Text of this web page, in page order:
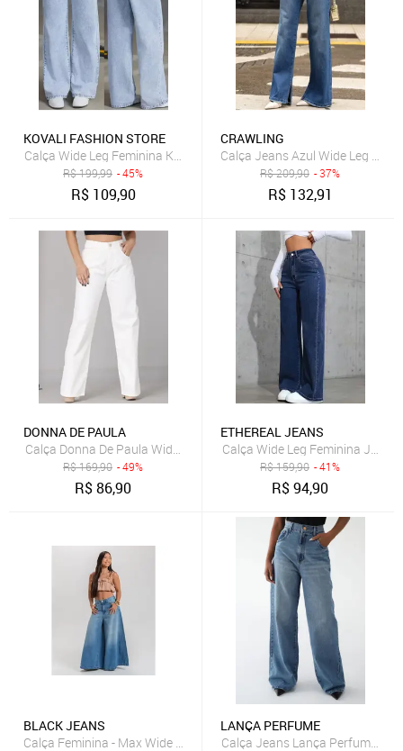
KOVALI FASHION STORE
Calça Wide Leg Feminina Kovali Fashion Store Confortavel e
R$199,99 - 45%
R$ 109,90
CRAWLING
Calça Jeans Azul Wide Leg
R$209,90 - 37%
R$ 132,91
DONNA DE PAULA
Calça Donna De Paula Wide Leg Off White Cintura Alta Pantalona
R$169,90 - 49%
R$86,90
ETHEREAL JEANS
Calça Wide Leg Feminina
R$159,90 - 41%
R$94,90
BLACK JEANS
Calça Feminina - Max Wide Leg Petit - Black Jeans
LANÇA PERFUME
Calça Jeans Lança Perfume